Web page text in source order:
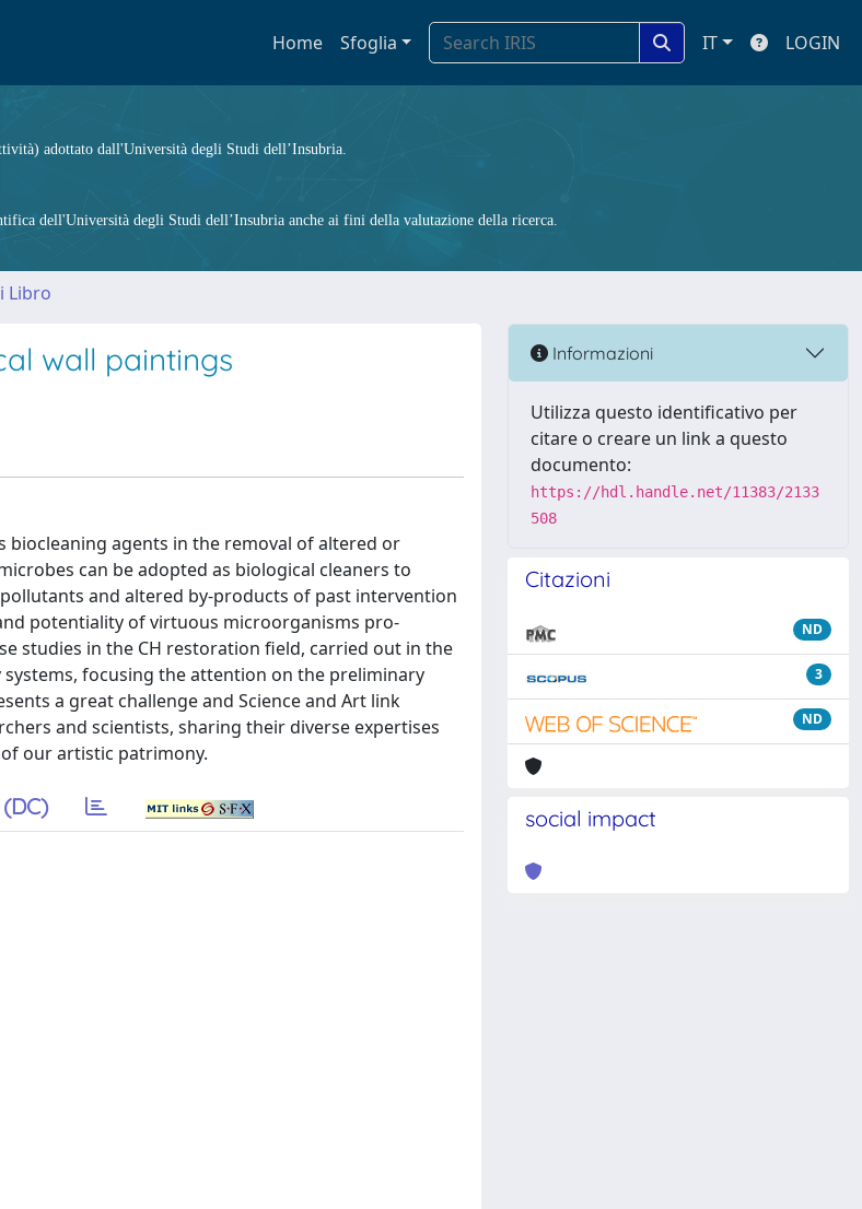
Home Sfoglia IT LOGIN
adottato dall'Università degli Studi dell’Insubria.
dell'Università degli Studi dell’Insubria anche ai fini della valutazione della ricerca.
Libro
wall paintings
agents in the removal of altered or
can be adopted as biological cleaners to
and altered by-products of past intervention
potentiality of virtuous microorganisms pro-
studies in the CH restoration field, carried out in the
focusing the attention on the preliminary
a great challenge and Science and Art link
and scientists, sharing their diverse expertises
our artistic patrimony.
Informazioni
Utilizza questo identificativo per
citare o creare un link a questo
documento:
https://hdl.handle.net/11383/2133
508
Citazioni
ND
3
ND
social impact